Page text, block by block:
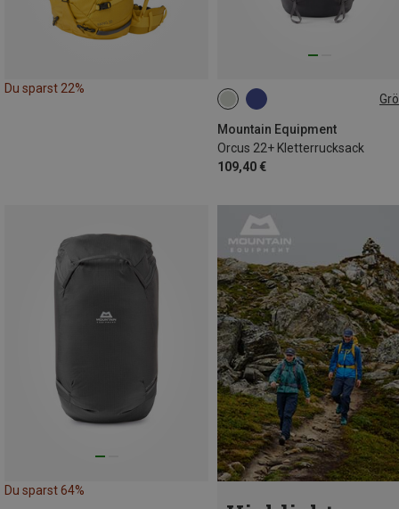
Du sparst 22%
Mountain Equipment
Orcus 22+ Kletterrucksack
109,40 €
22L+
Du sparst 64%